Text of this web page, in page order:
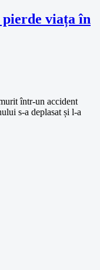
pierde viața în
într-un accident
s-a deplasat și l-a